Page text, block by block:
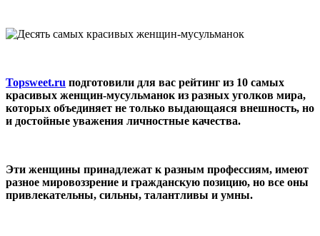
Topsweet.ru подготовили для вас рейтинг из 10 самых
красивых женщин-мусульманок из разных уголков мира,
которых объединяет не только выдающаяся внешность, но
и достойные уважения личностные качества.
Эти женщины принадлежат к разным профессиям, имеют
разное мировоззрение и гражданскую позицию, но все оны
привлекательны, сильны, талантливы и умны.